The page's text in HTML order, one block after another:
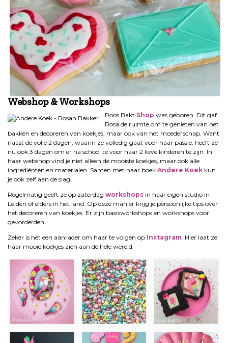
Webshop & Workshops
Roos Bakt Shop was geboren. Dit gaf
Rosa de ruimte om te genieten van het
bakken en decoreren van koekjes, maar ook van het moederschap. Want
naast de volle 2 dagen, waarin ze volledig gaat voor haar passie, heeft ze
nu ook 3 dagen om er na school te voor haar 2 lieve kinderen te zijn. In
haar webshop vind je niet alleen de mooiste koekjes, maar ook alle
ingrediënten en materialen. Samen met haar boek Andere Koek kun
je ook zelf aan de slag.
Regelmatig geeft ze op zaterdag workshops in haar eigen studio in
Leiden of elders in het land. Op deze manier krijg je persoonlijke tips over
het decoreren van koekjes. Er zijn basisworkshops en workshops voor
gevorderden.
Zeker is het een aanrader om haar te volgen op Instagram. Hier laat ze
haar mooie koekjes zien aan de hele wereld.